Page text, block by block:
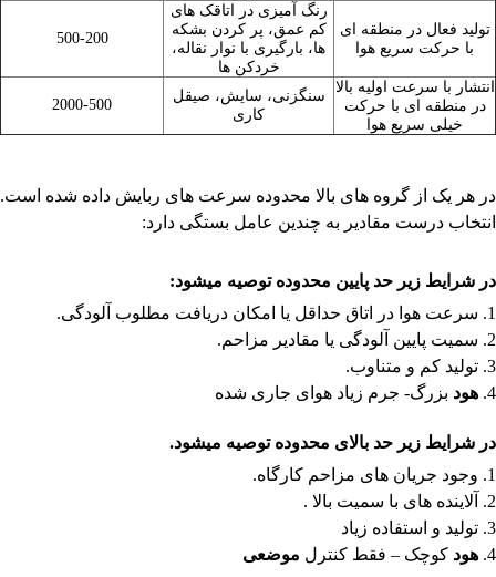
تولید فعال در منطقه ای
با حرکت سریع هوا
رنگ آمیزی در اتاقک های
کم عمق، پر کردن بشکه
ها، بارگیری با نوار نقاله،
خردکن ها
500-200
انتشار با سرعت اولیه بالا
در منطقه ای با حرکت
خیلی سریع هوا
سنگزنی، سایش، صیقل
کاری
2000-500
در هر یک از گروه های بالا محدوده سرعت های ربایش داده شده است.
انتخاب درست مقادیر به چندین عامل بستگی دارد:
در شرایط زیر حد پایین محدوده توصیه میشود:
1. سرعت هوا در اتاق حداقل یا امکان دریافت مطلوب آلودگی.
2. سمیت پایین آلودگی یا مقادیر مزاحم.
3. تولید کم و متناوب.
4. هود بزرگ- جرم زیاد هوای جاری شده
در شرایط زیر حد بالای محدوده توصیه میشود.
1. وجود جریان های مزاحم کارگاه.
2. آلاینده های با سمیت بالا .
3. تولید و استفاده زیاد
4. هود کوچک – فقط کنترل موضعی